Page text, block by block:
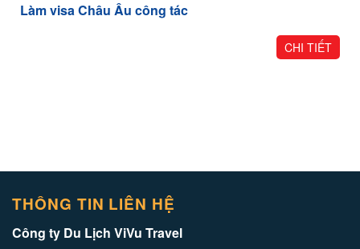
Làm visa Châu Âu công tác
CHI TIẾT
THÔNG TIN LIÊN HỆ
Công ty Du Lịch ViVu Travel